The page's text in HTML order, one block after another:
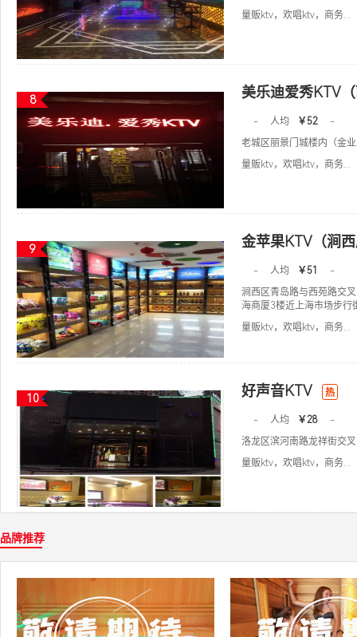
量贩ktv，欢唱ktv，商务...
8 美乐迪爱秀KTV
- 人均 ￥52
-
老城区丽景门城楼内（金
量贩ktv，欢唱ktv，商务...
9 金苹果KTV（涧
- 人均 ￥51
-
涧西区青岛路与西苑路交
海商厦3楼近上海市场步行
量贩ktv，欢唱ktv，商务...
10 好声音KTV 热
- 人均 ￥28
-
洛龙区滨河南路龙祥街交
量贩ktv，欢唱ktv，商务...
品牌推荐